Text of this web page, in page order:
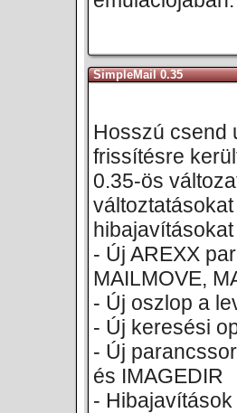
SimpleMail 0.35
Hosszú csend
frissítésre
0.35-ös
- Új AREXX
MAILMOVE,
- Új oszlop a
- Új keresési
- Új
és IMAGEDIR
- Hibajavítások